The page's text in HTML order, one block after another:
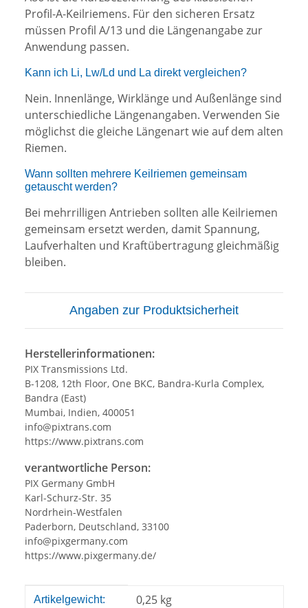
Profil-A-Keilriemens. Für den sicheren Ersatz
müssen Profil A/13 und die Längenangabe zur
Anwendung passen.
Kann ich Li, Lw/Ld und La direkt vergleichen?
Nein. Innenlänge, Wirklänge und Außenlänge sind
unterschiedliche Längenangaben. Verwenden Sie
möglichst die gleiche Längenart wie auf dem alten
Riemen.
Wann sollten mehrere Keilriemen gemeinsam
getauscht werden?
Bei mehrrilligen Antrieben sollten alle Keilriemen
gemeinsam ersetzt werden, damit Spannung,
Laufverhalten und Kraftübertragung gleichmäßig
bleiben.
Angaben zur Produktsicherheit
Herstellerinformationen:
PIX Transmissions Ltd.
B-1208, 12th Floor, One BKC, Bandra-Kurla Complex,
Bandra (East)
Mumbai, Indien, 400051
info@pixtrans.com
https://www.pixtrans.com
verantwortliche Person:
PIX Germany GmbH
Karl-Schurz-Str. 35
Nordrhein-Westfalen
Paderborn, Deutschland, 33100
info@pixgermany.com
https://www.pixgermany.de/
Produkteigenschaft
Wert
Artikelgewicht: 0,25 kg